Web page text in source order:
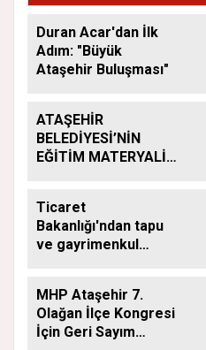
Duran Acar'dan İlk
Adım: "Büyük
Ataşehir Buluşması"
ATAŞEHİR
BELEDİYESİ’NİN
EĞİTİM MATERYALİ
SÜRÜYOR
Ticaret
Bakanlığı'ndan tapu
ve gayrimenkul
yapamayacak
MHP Ataşehir 7.
Olağan İlçe Kongresi
İçin Geri Sayım